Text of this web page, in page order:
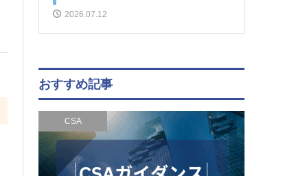
2026.07.12
おすすめ記事
CSA